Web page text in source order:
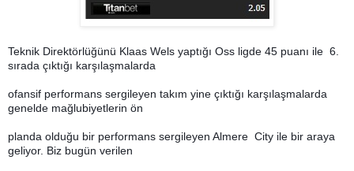
Teknik Direktörlüğünü Klaas Wels yaptığı Oss ligde 45 puanı ile 6.
sırada çıktığı karşılaşmalarda
ofansif performans sergileyen takım yine çıktığı karşılaşmalarda
genelde mağlubiyetlerin ön
planda olduğu bir performans sergileyen Almere City ile bir araya
geliyor. Biz bugün verilen